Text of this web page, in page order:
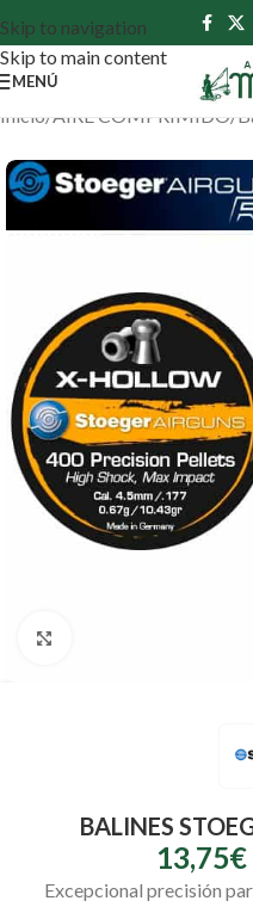
Skip to navigation
Skip to main content
MENÚ
Inicio/AIRE COMPRIMIDO/
BALINES
13,75€
Excepcional precisión